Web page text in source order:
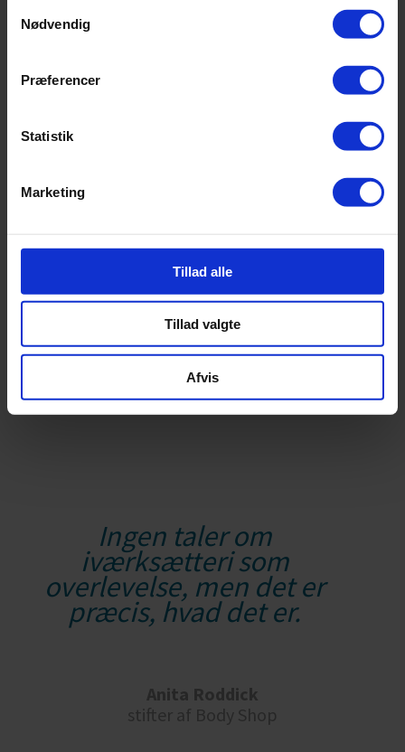
Nødvendig
Præferencer
Statistik
Marketing
Tillad alle
Tillad valgte
Afvis
Ingen taler om
iværksætteri som
overlevelse, men det er
præcis, hvad det er.
Anita Roddick
stifter af Body Shop